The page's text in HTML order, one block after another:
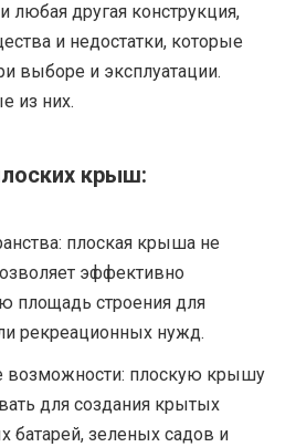
другая конструкция,
и недостатки, которые
выборе и эксплуатации.
из них.
крыш:
плоская крыша не
эффективно
площадь строения для
рекреационных нужд.
возможности: плоскую крышу
для создания крытых
батарей, зеленых садов и